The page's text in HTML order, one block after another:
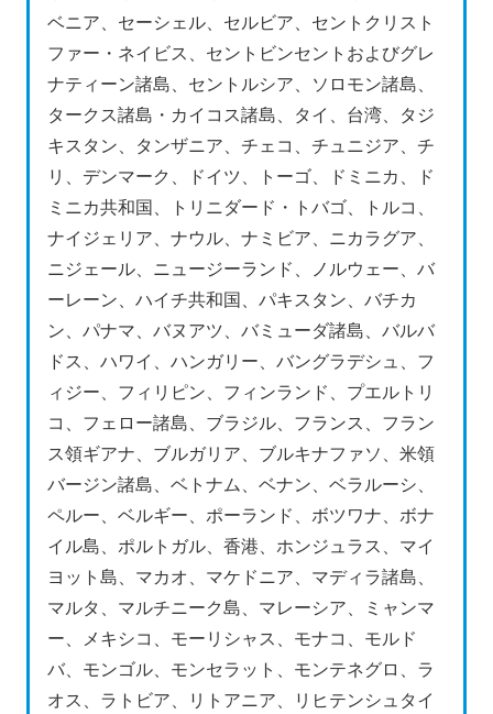
ベニア、セーシェル、セルビア、セントクリスト
ファー・ネイビス、セントビンセントおよびグレ
ナティーン諸島、セントルシア、ソロモン諸島、
タークス諸島・カイコス諸島、タイ、台湾、タジ
キスタン、タンザニア、チェコ、チュニジア、チ
リ、デンマーク、ドイツ、トーゴ、ドミニカ、ド
ミニカ共和国、トリニダード・トバゴ、トルコ、
ナイジェリア、ナウル、ナミビア、ニカラグア、
ニジェール、ニュージーランド、ノルウェー、バ
ーレーン、ハイチ共和国、パキスタン、バチカ
ン、パナマ、バヌアツ、バミューダ諸島、バルバ
ドス、ハワイ、ハンガリー、バングラデシュ、フ
ィジー、フィリピン、フィンランド、プエルトリ
コ、フェロー諸島、ブラジル、フランス、フラン
ス領ギアナ、ブルガリア、ブルキナファソ、米領
バージン諸島、ベトナム、ベナン、ベラルーシ、
ペルー、ベルギー、ポーランド、ボツワナ、ボナ
イル島、ポルトガル、香港、ホンジュラス、マイ
ヨット島、マカオ、マケドニア、マディラ諸島、
マルタ、マルチニーク島、マレーシア、ミャンマ
ー、メキシコ、モーリシャス、モナコ、モルド
バ、モンゴル、モンセラット、モンテネグロ、ラ
オス、ラトビア、リトアニア、リヒテンシュタイ